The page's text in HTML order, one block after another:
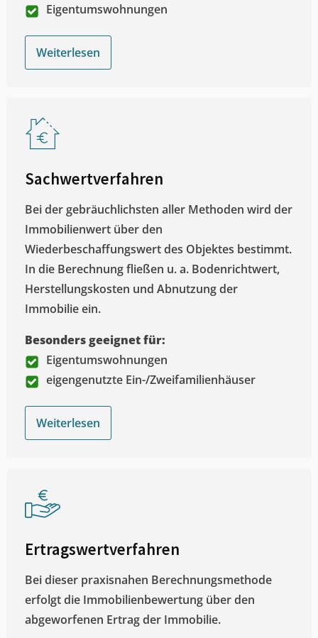
Eigentumswohnungen
Weiterlesen
Sachwertverfahren
Bei der gebräuchlichsten aller Methoden wird der
Immobilienwert über den
Wiederbeschaffungswert des Objektes bestimmt.
In die Berechnung fließen u. a. Bodenrichtwert,
Herstellungskosten und Abnutzung der
Immobilie ein.
Besonders geeignet für:
Eigentumswohnungen
eigengenutzte Ein-/Zweifamilienhäuser
Weiterlesen
Ertragswertverfahren
Bei dieser praxisnahen Berechnungsmethode
erfolgt die Immobilienbewertung über den
abgeworfenen Ertrag der Immobilie.